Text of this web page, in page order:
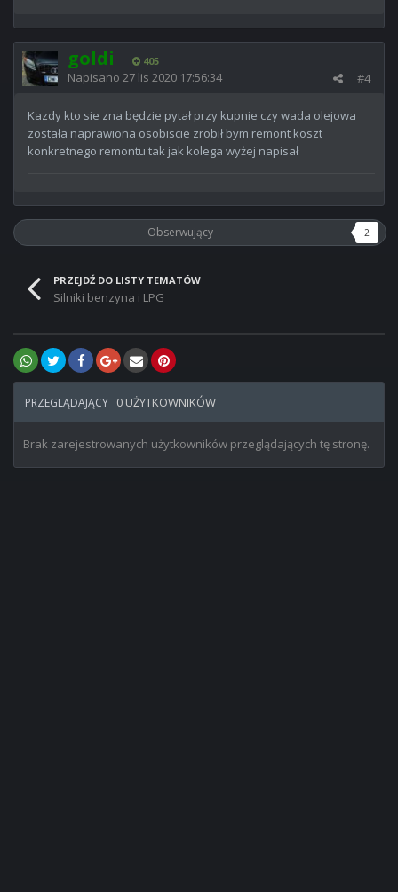
goldi 405
#4
Napisano 27 lis 2020 17:56:34
Kazdy kto sie zna będzie pytał przy kupnie czy wada olejowa
została naprawiona osobiscie zrobił bym remont koszt
konkretnego remontu tak jak kolega wyżej napisał
Obserwujący 2
PRZEJDŹ DO LISTY TEMATÓW
Silniki benzyna i LPG
PRZEGLĄDAJĄCY 0 UŻYTKOWNIKÓW
Brak zarejestrowanych użytkowników przeglądających tę stronę.